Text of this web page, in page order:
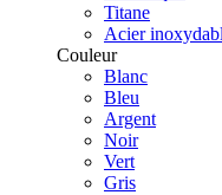
Titane
Acier
Couleur
Blanc
Bleu
Argent
Noir
Vert
Gris